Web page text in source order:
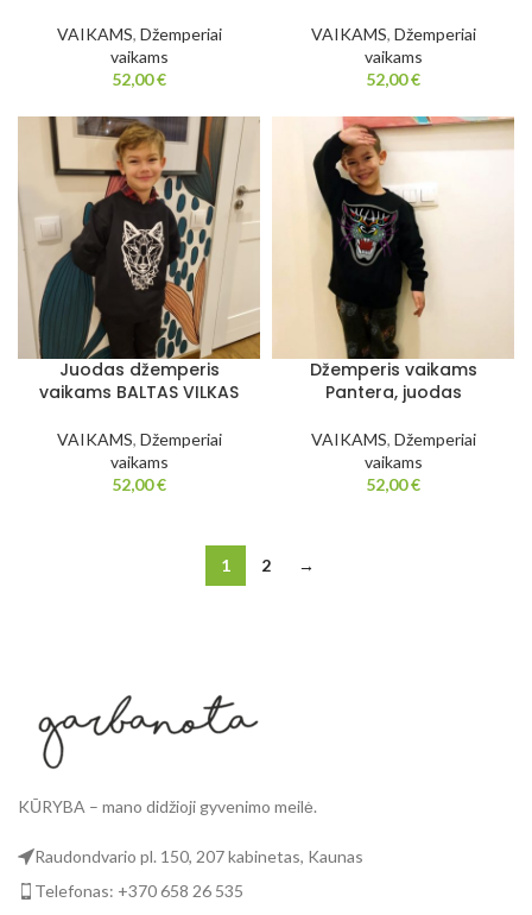
VAIKAMS, Džemperiai
vaikams
52,00€
VAIKAMS, Džemperiai
vaikams
52,00€
Juodas džemperis
vaikams BALTAS VILKAS
VAIKAMS, Džemperiai
vaikams
52,00€
Džemperis vaikams
Pantera, juodas
VAIKAMS, Džemperiai
vaikams
52,00€
1 2 →
KŪRYBA – mano didžioji gyvenimo meilė.
Raudondvario pl. 150, 207 kabinetas, Kaunas
Telefonas: +370 658 26 535